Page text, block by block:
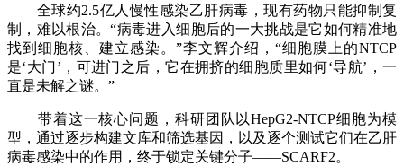
全球约2.5亿人慢性感染乙肝病毒，现有药物只能抑制复
制，难以根治。“病毒进入细胞后的一大挑战是它如何精准地
找到细胞核、建立感染。”李文辉介绍，“细胞膜上的NTCP
是‘大门’，可进门之后，它在拥挤的细胞质里如何‘导航’，一
直是未解之谜。”
带着这一核心问题，科研团队以HepG2-NTCP细胞为模
型，通过逐步构建文库和筛选基因，以及逐个测试它们在乙肝
病毒感染中的作用，终于锁定关键分子——SCARF2。